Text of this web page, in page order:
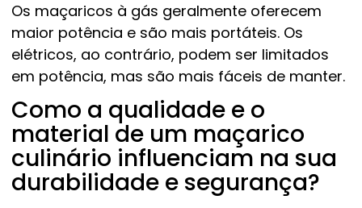
Os maçaricos à gás geralmente oferecem
maior potência e são mais portáteis. Os
elétricos, ao contrário, podem ser limitados
em potência, mas são mais fáceis de manter.
Como a qualidade e o
material de um maçarico
culinário influenciam na sua
durabilidade e segurança?